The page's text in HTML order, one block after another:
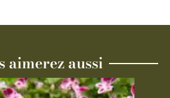
aimerez aussi